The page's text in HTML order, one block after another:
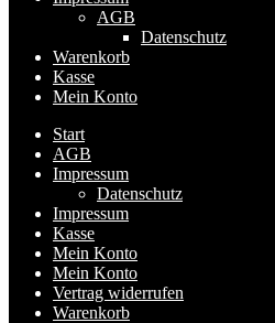
AGB
Datenschutz
Warenkorb
Kasse
Mein Konto
Start
AGB
Impressum
Datenschutz
Impressum
Kasse
Mein Konto
Mein Konto
Vertrag widerrufen
Warenkorb